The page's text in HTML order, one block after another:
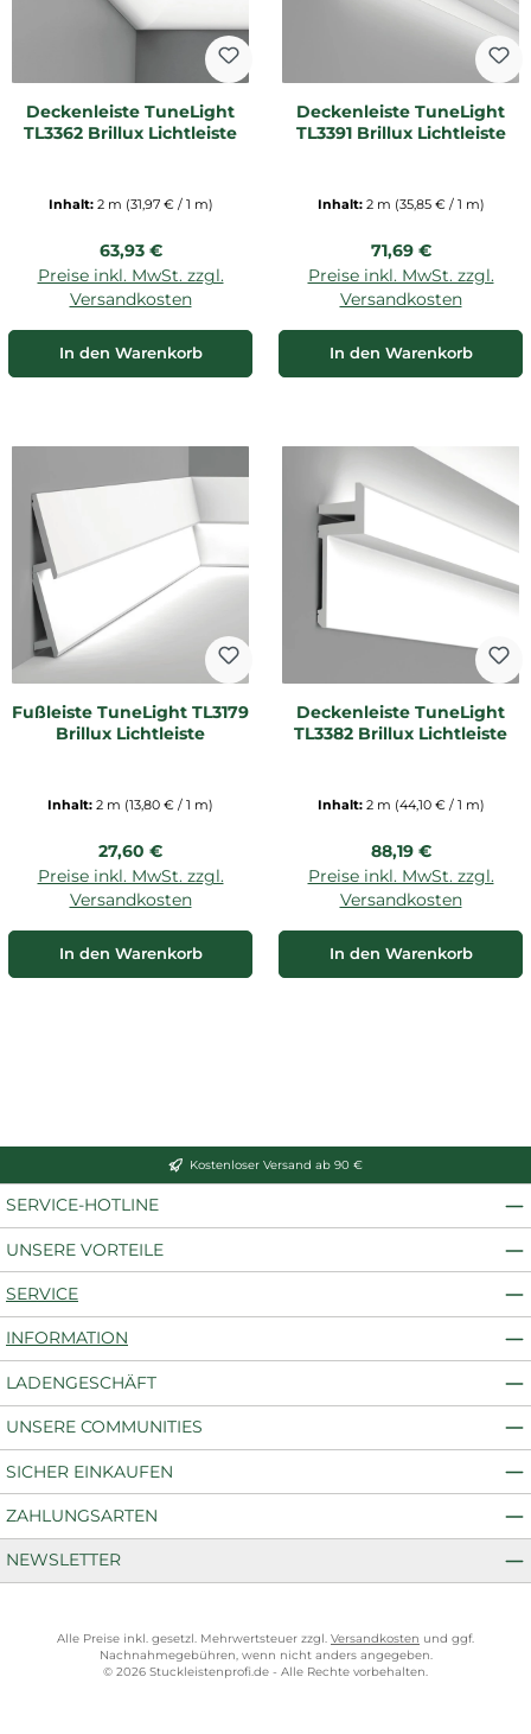
Deckenleiste TuneLight
TL3362 Brillux Lichtleiste
Inhalt: 2 m (31,97 € / 1 m)
Regulärer Preis:
63,93 €
Preise inkl. MwSt. zzgl.
Versandkosten
In den Warenkorb
Deckenleiste TuneLight
TL3391 Brillux Lichtleiste
Inhalt: 2 m (35,85 € / 1 m)
Regulärer Preis:
71,69 €
Preise inkl. MwSt. zzgl.
Versandkosten
In den Warenkorb
Fußleiste TuneLight TL3179
Brillux Lichtleiste
Inhalt: 2 m (13,80 € / 1 m)
Regulärer Preis:
27,60 €
Preise inkl. MwSt. zzgl.
Versandkosten
In den Warenkorb
Deckenleiste TuneLight
TL3382 Brillux Lichtleiste
Inhalt: 2 m (44,10 € / 1 m)
Regulärer Preis:
88,19 €
Preise inkl. MwSt. zzgl.
Versandkosten
In den Warenkorb
Kostenloser Versand ab 90 €
SERVICE-HOTLINE
UNSERE VORTEILE
SERVICE
INFORMATION
LADENGESCHÄFT
UNSERE COMMUNITIES
SICHER EINKAUFEN
ZAHLUNGSARTEN
NEWSLETTER
Alle Preise inkl. gesetzl. Mehrwertsteuer zzgl. Versandkosten und ggf.
Nachnahmegebühren, wenn nicht anders angegeben.
© 2026 Stuckleistenprofi.de - Alle Rechte vorbehalten.